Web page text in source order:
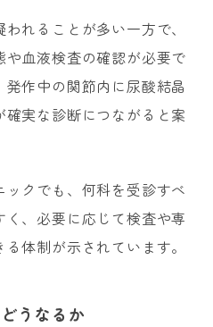
れることが多い一方で、
血液検査の確認が必要で
作中の関節内に尿酸結晶
実な診断につながると案
クでも、何科を受診すべ
、必要に応じて検査や専
体制が示されています。
うなるか